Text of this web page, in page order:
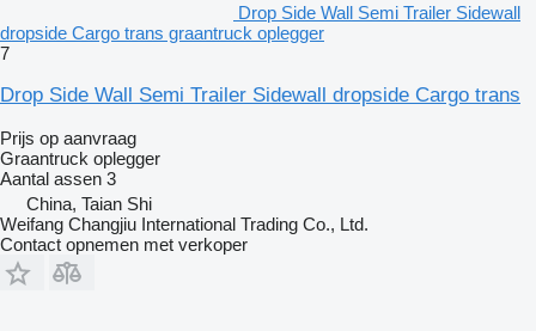
Drop Side Wall Semi Trailer Sidewall
dropside Cargo trans graantruck oplegger
7
Drop Side Wall Semi Trailer Sidewall dropside Cargo trans
Prijs op aanvraag
Graantruck oplegger
Aantal assen 3
China, Taian Shi
Weifang Changjiu International Trading Co., Ltd.
Contact opnemen met verkoper